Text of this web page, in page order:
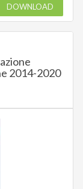
DOWNLOAD
2014-2020